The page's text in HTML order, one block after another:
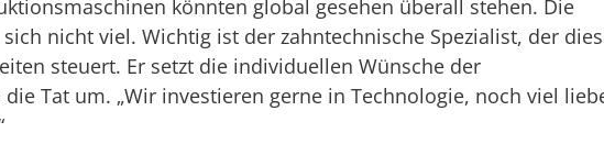
könnten global gesehen überall stehen. Die
nicht viel. Wichtig ist der zahntechnische Spezialist, der
steuert. Er setzt die individuellen Wünsche der
Tat um. „Wir investieren gerne in Technologie, noch viel